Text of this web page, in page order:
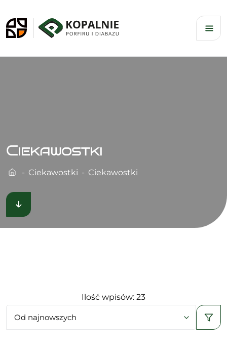
content
Ciekawostki
Ciekawostki Ciekawostki
Ilość wpisów: 23
Od najnowszych